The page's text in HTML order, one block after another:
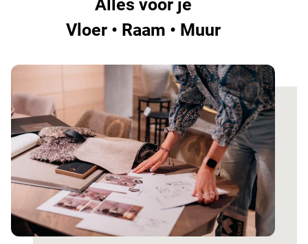
Alles voor je
Vloer • Raam • Muur